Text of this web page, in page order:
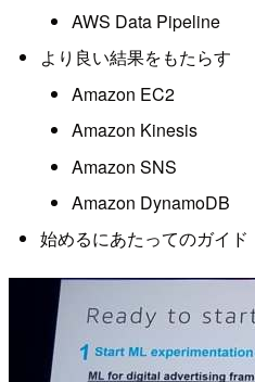
AWS Data Pipeline
より良い結果をもたらす
Amazon EC2
Amazon Kinesis
Amazon SNS
Amazon DynamoDB
始めるにあたってのガイド